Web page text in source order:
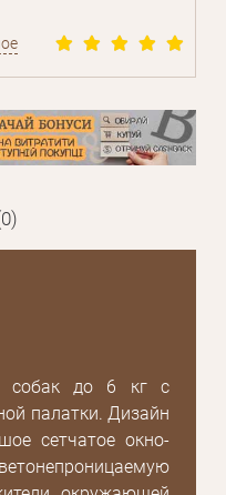
собак до 6 кг с
палатки. Дизайн
сетчатое окно-